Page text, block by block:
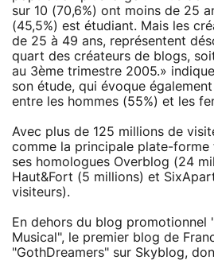
sur 10 (70,6%) ont moins de 25
(45,5%) est étudiant. Mais les
de 25 à 49 ans, représentent
quart des créateurs de blogs,
au 3ème trimestre 2005.»
son étude, qui évoque
entre les hommes (55%) et les
Avec plus de 125 millions de
comme la principale plate-forme
ses homologues Overblog (24
Haut&Fort (5 millions) et
visiteurs).
En dehors du blog promotionnel
Musical", le premier blog de
"GothDreamers" sur Skyblog,